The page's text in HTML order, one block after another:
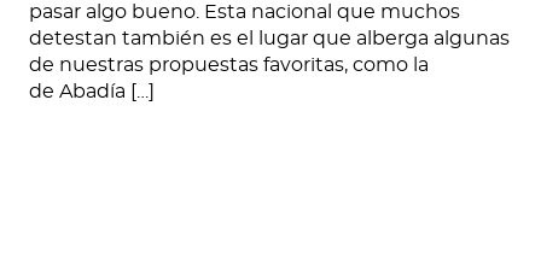
pasar algo bueno. Esta nacional que muchos
detestan también es el lugar que alberga algunas
de nuestras propuestas favoritas, como la
de Abadía […]